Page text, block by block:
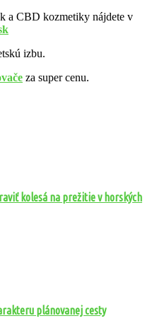
a CBD kozmetiky nájdete v
izbu.
za super cenu.
kolesá na prežitie v horských
plánovanej cesty